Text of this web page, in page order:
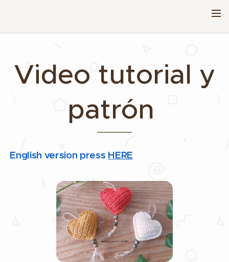
Video tutorial y
patrón
English version press HERE